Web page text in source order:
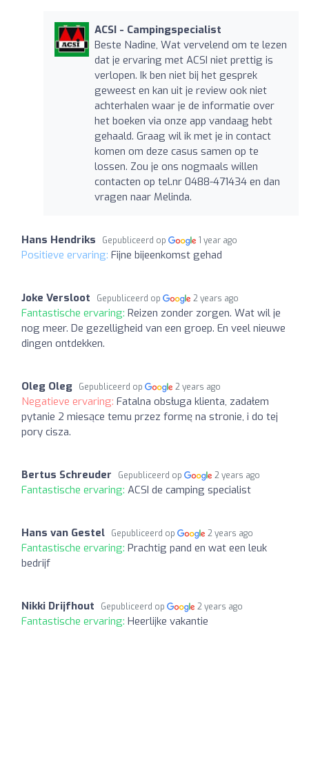
ACSI - Campingspecialist
Beste Nadine, Wat vervelend om te lezen
dat je ervaring met ACSI niet prettig is
verlopen. Ik ben niet bij het gesprek
geweest en kan uit je review ook niet
achterhalen waar je de informatie over
het boeken via onze app vandaag hebt
gehaald. Graag wil ik met je in contact
komen om deze casus samen op te
lossen. Zou je ons nogmaals willen
contacten op tel.nr 0488-471434 en dan
vragen naar Melinda.
Hans Hendriks Gepubliceerd op 1 year ago
Positieve ervaring: Fijne bijeenkomst gehad
Joke Versloot Gepubliceerd op 2 years ago
Fantastische ervaring: Reizen zonder zorgen. Wat wil je
nog meer. De gezelligheid van een groep. En veel nieuwe
dingen ontdekken.
Oleg Oleg Gepubliceerd op 2 years ago
Negatieve ervaring: Fatalna obsługa klienta, zadałem
pytanie 2 miesące temu przez formę na stronie, i do tej
pory cisza.
Bertus Schreuder Gepubliceerd op 2 years ago
Fantastische ervaring: ACSI de camping specialist
Hans van Gestel Gepubliceerd op 2 years ago
Fantastische ervaring: Prachtig pand en wat een leuk
bedrijf
Nikki Drijfhout Gepubliceerd op 2 years ago
Fantastische ervaring: Heerlijke vakantie